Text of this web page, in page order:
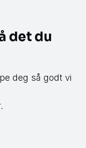
det du
deg så godt vi